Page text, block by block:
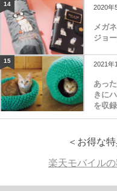
14 2020年
メガ
ジョ
15 2021年
あっ
きに
を収録
＜お得な
楽天モバイル